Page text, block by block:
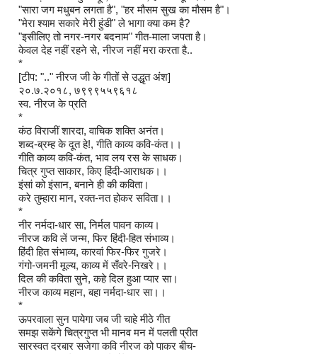
"सारा जग मधुबन लगता है", "हर मौसम सुख का मौसम है"।
"मेरा श्याम सकारे मेरी हुंडी" ले भागा क्या कम है?
"इसीलिए तो नगर-नगर बदनाम" गीत-माला जपता है।
केवल देह नहीं रहने से, नीरज नहीं मरा करता है..
*
[टीप: ".." नीरज जी के गीतों से उद्धृत अंश]
२०.७.२०१८, ७९९९५५९६१८
स्व. नीरज के प्रति
*
कंठ विराजीं शारदा, वाचिक शक्ति अनंत।
शब्द-ब्रम्ह के दूत हे!, गीति काव्य कवि-कंत।।
गीति काव्य कवि-कंत, भाव लय रस के साधक।
चित्र गुप्त साकार, किए हिंदी-आराधक।।
इंसां को इंसान, बनाने ही की कविता।
करे तुम्हारा मान, रक्त-नत होकर सविता।।
*
नीर नर्मदा-धार सा, निर्मल पावन काव्य।
नीरज कवि लें जन्म, फिर हिंदी-हित संभाव्य।
हिंदी हित संभाव्य, कारवां फिर-फिर गुजरे।
गंगो-जमनी मूल्य, काव्य में सँवरे-निखरे।।
दिल की कविता सुने, कहे दिल हुआ प्यार सा।
नीरज काव्य महान, बहा नर्मदा-धार सा।।
*
ऊपरवाला सुन पायेगा जब जी चाहे मीठे गीत
समझ सकेंगे चित्रगुप्त भी मानव मन में पलती प्रीत
सारस्वत दरबार सजेगा कवि नीरज को पाकर बीच-